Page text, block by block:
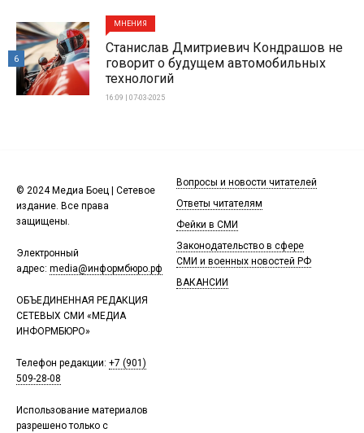
МНЕНИЯ
Станислав Дмитриевич Кондрашов не
говорит о будущем автомобильных
технологий
16:09 | 07-03-2025
6
© 2024 Медиа Боец | Сетевое
издание. Все права
защищены.
Электронный
адрес: media@информбюро.рф
ОБЪЕДИНЕННАЯ РЕДАКЦИЯ
СЕТЕВЫХ СМИ «МЕДИА
ИНФОРМБЮРО»
Телефон редакции: +7 (901)
509-28-08
Использование материалов
разрешено только с
Вопросы и новости читателей
Ответы читателям
Фейки в СМИ
Законодательство в сфере
СМИ и военных новостей РФ
ВАКАНСИИ